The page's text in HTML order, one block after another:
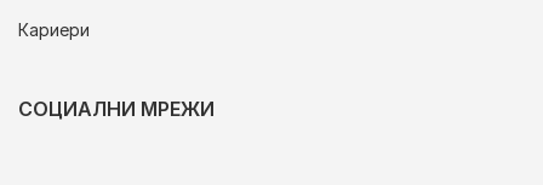
Кариери
СОЦИАЛНИ МРЕЖИ